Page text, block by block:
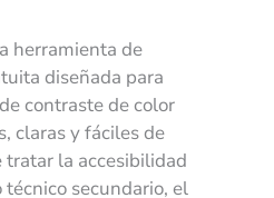
herramienta de
diseñada para
contraste de color
claras y fáciles de
tratar la accesibilidad
técnico secundario, el